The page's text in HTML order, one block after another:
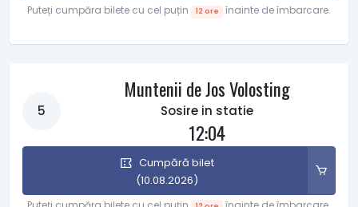
Puteți cumpăra bilete cu cel puțin 12 ore înainte de îmbarcare.
5
Muntenii de Jos Volosting
Sosire in statie
12:04
Cumpără bilet
(10.08.2026)